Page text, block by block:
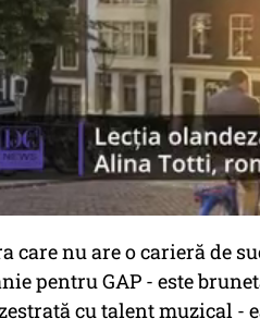
care nu are o carieră de
pentru GAP - este
cu talent muzical -